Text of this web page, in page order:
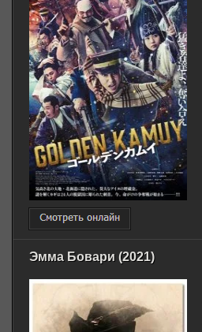
Эмма Бовари (2021)